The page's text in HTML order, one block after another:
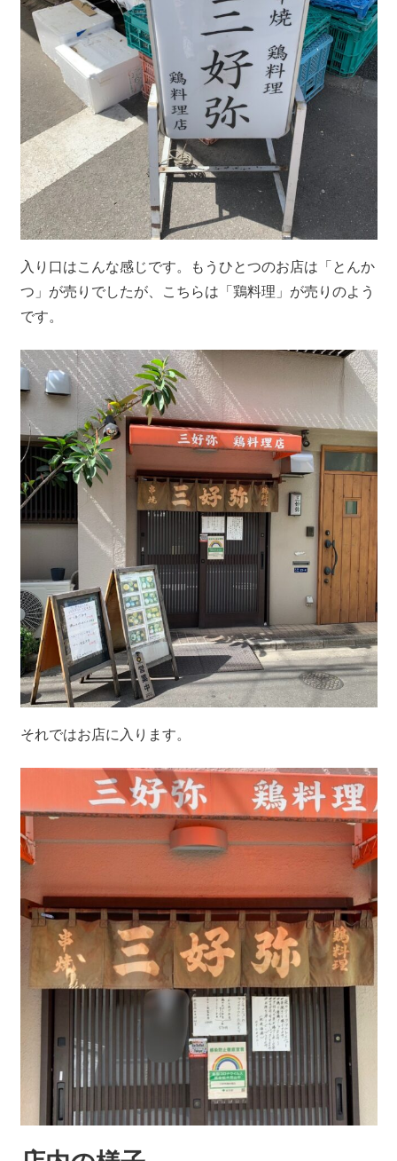
入り口はこんな感じです。もうひとつのお店は「とんか
つ」が売りでしたが、こちらは「鶏料理」が売りのよう
です。
それではお店に入ります。